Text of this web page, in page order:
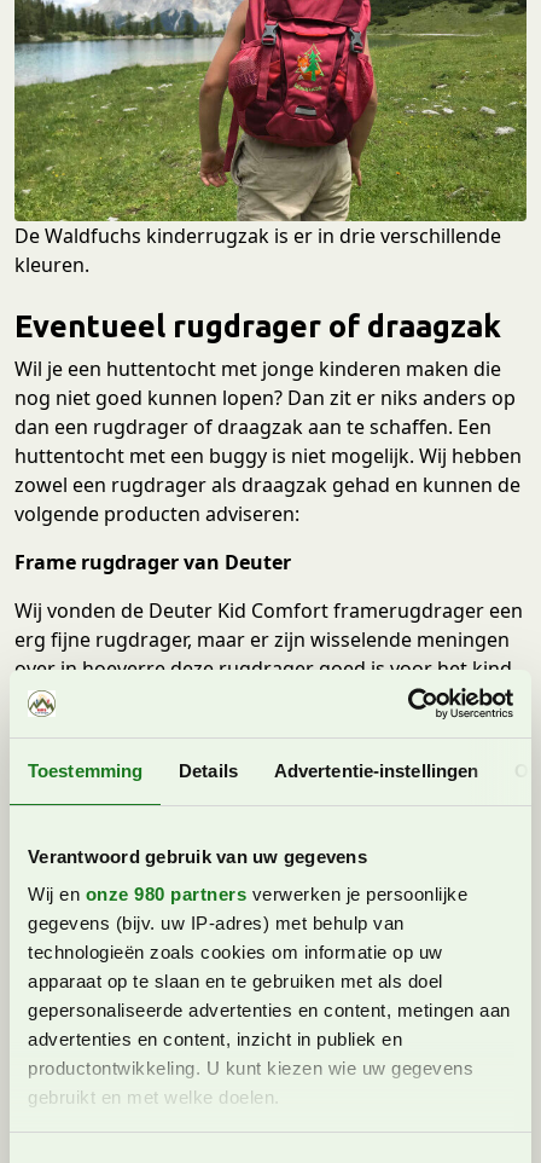
Toestemming Details Advertentie-instellingen
Verantwoord gebruik van uw gegevens
Wij en onze 980 partners verwerken je persoonlijke
gegevens (bijv. uw IP-adres) met behulp van
technologieën zoals cookies om informatie op uw
apparaat op te slaan en te gebruiken met als doel
gepersonaliseerde advertenties en content, metingen aan
advertenties en content, inzicht in publiek en
productontwikkeling. U kunt kiezen wie uw gegevens
gebruikt en met welke doelen.
De Waldfuchs kinderrugzak is er in drie verschillende
kleuren.
Eventueel rugdrager of draagzak
Wil je een huttentocht met jonge kinderen maken die
nog niet goed kunnen lopen? Dan zit er niks anders op
dan een rugdrager of draagzak aan te schaffen. Een
huttentocht met een buggy is niet mogelijk. Wij hebben
zowel een rugdrager als draagzak gehad en kunnen de
volgende producten adviseren:
Frame rugdrager van Deuter
Wij vonden de Deuter Kid Comfort framerugdrager een
erg fijne rugdrager, maar er zijn wisselende meningen
over in hoeverre deze rugdrager goed is voor het kind.
Volgens draagconsulenten is bij de Kid Comfort de
houding van het kind niet optimaal, want de benen zit
een prima rugdrager is.
hadden het gevoel dat onze dochter er ook prima in
zat. We schreven een apart blog over de Deuter
framedrager,je lees hem hier.